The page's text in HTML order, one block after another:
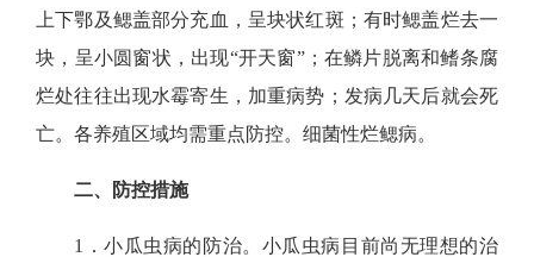
上下鄂及鳃盖部分充血，呈块状红斑；有时鳃盖烂去一
块，呈小圆窗状，出现“开天窗”；在鳞片脱离和鳍条腐
烂处往往出现水霉寄生，加重病势；发病几天后就会死
亡。各养殖区域均需重点防控。细菌性烂鳃病。
二、防控措施
1．小瓜虫病的防治。 小瓜虫病目前尚无理想的治